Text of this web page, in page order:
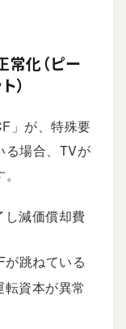
常化（ピー
）
」が、特殊要
る場合、TVが
し減価償却費
跳ねている
資本が異常